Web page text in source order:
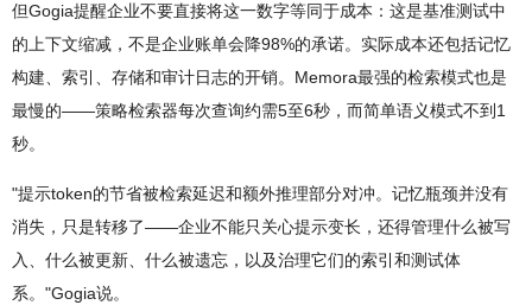
但Gogia提醒企业不要直接将这一数字等同于成本：这是基准测试中
的上下文缩减，不是企业账单会降98%的承诺。实际成本还包括记忆
构建、索引、存储和审计日志的开销。Memora最强的检索模式也是
最慢的——策略检索器每次查询约需5至6秒，而简单语义模式不到1
秒。
"提示token的节省被检索延迟和额外推理部分对冲。记忆瓶颈并没有
消失，只是转移了——企业不能只关心提示变长，还得管理什么被写
入、什么被更新、什么被遗忘，以及治理它们的索引和测试体
系。"Gogia说。